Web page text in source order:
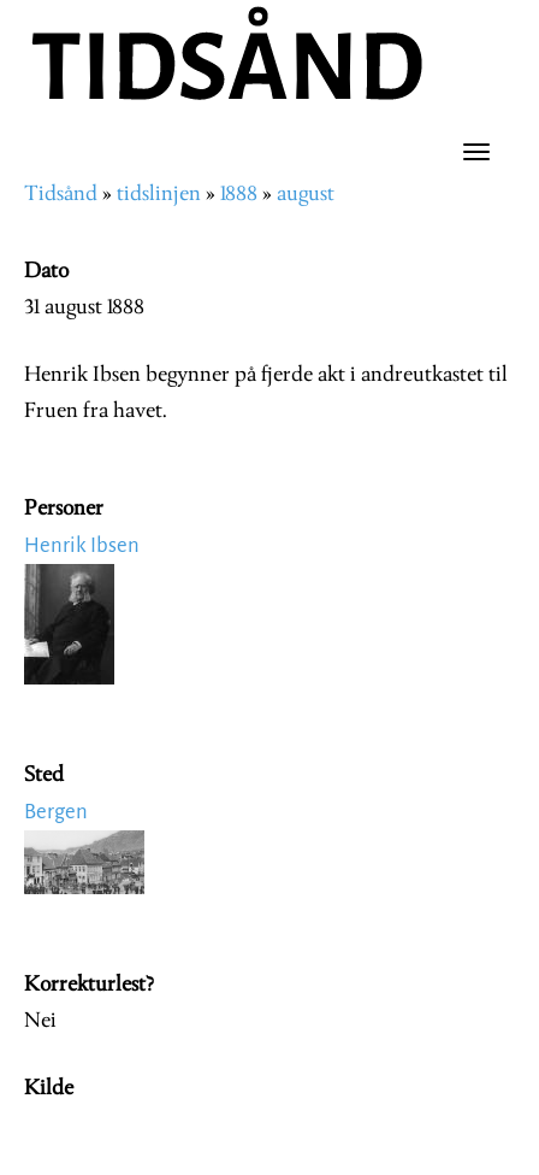
hovedinnhold
Toggle
Navigasjonssti
Tidsånd tidslinjen 1888 august
Dato
31 august 1888
Henrik Ibsen begynner på fjerde akt i andreutkastet til
Fruen fra havet.
Personer
Henrik Ibsen
Image
Sted
Bergen
Image
Korrekturlest?
Nei
Kilde